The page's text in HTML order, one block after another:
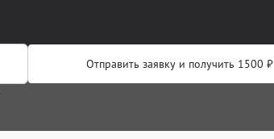
Отправить заявку и получить 1500 ₽